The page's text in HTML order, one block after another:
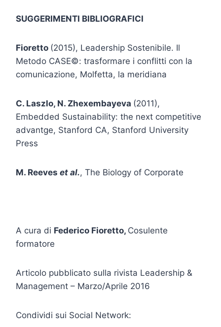
SUGGERIMENTI BIBLIOGRAFICI
Fioretto (2015), Leadership Sostenibile. Il
Metodo CASE©: trasformare i conflitti con la
comunicazione, Molfetta, la meridiana
C. Laszlo, N. Zhexembayeva (2011),
Embedded Sustainability: the next competitive
advantge, Stanford CA, Stanford University
Press
M. Reeves et al., The Biology of Corporate
A cura di Federico Fioretto, Cosulente
formatore
Articolo pubblicato sulla rivista Leadership &
Management – Marzo/Aprile 2016
Condividi sui Social Network: